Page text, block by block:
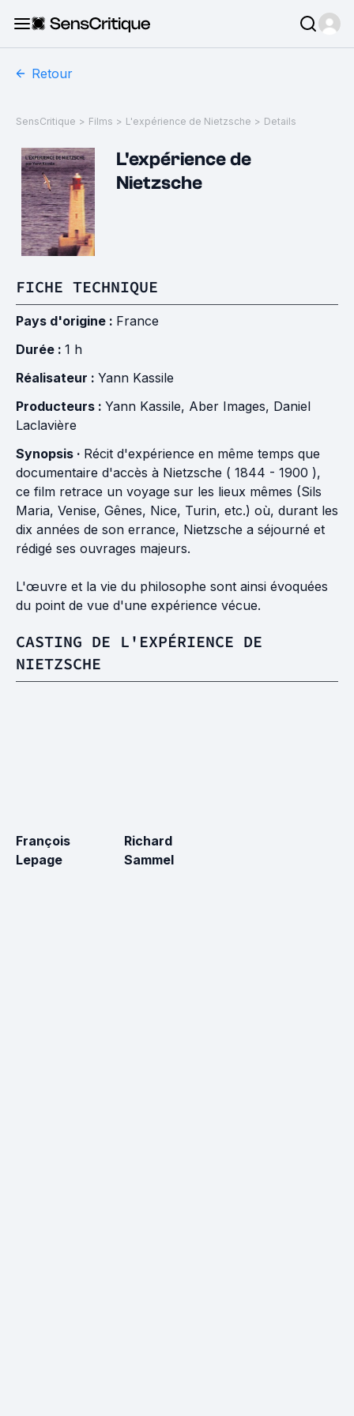
Retour
SensCritique > Films > L'expérience de Nietzsche > Details
L'expérience de
Nietzsche
FICHE TECHNIQUE
Pays d'origine : France
Durée : 1 h
Réalisateur : Yann Kassile
Producteurs : Yann Kassile, Aber Images, Daniel
Laclavière
Synopsis · Récit d'expérience en même temps que
documentaire d'accès à Nietzsche ( 1844 - 1900 ),
ce film retrace un voyage sur les lieux mêmes (Sils
Maria, Venise, Gênes, Nice, Turin, etc.) où, durant les
dix années de son errance, Nietzsche a séjourné et
rédigé ses ouvrages majeurs.
L'œuvre et la vie du philosophe sont ainsi évoquées
du point de vue d'une expérience vécue.
CASTING DE L'EXPÉRIENCE DE
NIETZSCHE
François
Lepage
Richard
Sammel